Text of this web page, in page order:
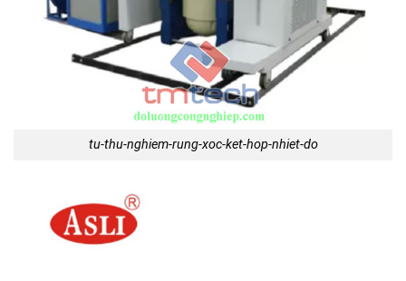
tu-thu-nghiem-rung-xoc-ket-hop-nhiet-do